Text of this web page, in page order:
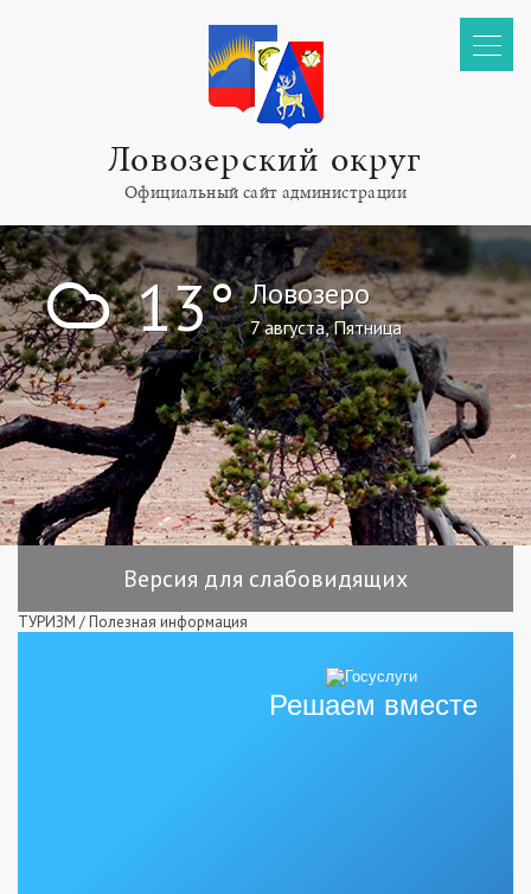
Ловозерский округ
Официальный сайт администрации
! 13° Ловозеро
7 августа, Пятница
Версия для слабовидящих
ТУРИЗМ / Полезная информация
Решаем вместе